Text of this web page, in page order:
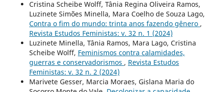
Cristina Scheibe Wolff, Tânia Regina Oliveira Ramos,
Luzinete Simões Minella, Mara Coelho de Souza Lago,
Contra o fim do mundo: trinta anos fazendo gênero ,
Revista Estudos Feministas: v. 32 n. 1 (2024)
Luzinete Minella, Tânia Ramos, Mara Lago, Cristina
Scheibe Wolff, Feminismos contra calamidades,
guerras e conservadorismos , Revista Estudos
Feministas: v. 32 n. 2 (2024)
Marivete Gesser, Marcia Moraes, Gislana Maria do